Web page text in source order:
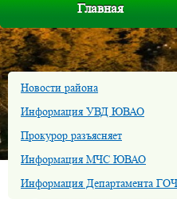
Главная
Новости района
Информация УВД ЮВАО
Прокурор разъясняет
Информация МЧС ЮВАО
Информация Департамента